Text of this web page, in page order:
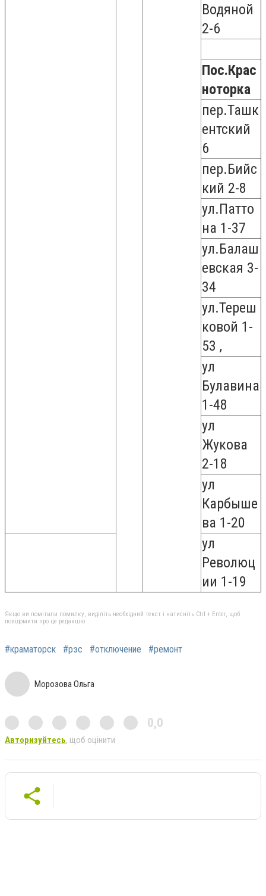
Водяной
2-6
Пос.Крас
ноторка
пер.Ташк
ентский
6
пер.Бийс
кий 2-8
ул.Патто
на 1-37
ул.Балаш
евская 3-
34
ул.Тереш
ковой 1-
53 ,
ул
Булавина
1-48
ул
Жукова
2-18
ул
Карбыше
ва 1-20
ул
Революц
ии 1-19
Якщо ви помітили помилку, виділіть необхідний текст і натисніть Ctrl + Enter, щоб
повідомити про це редакцію
#краматорск #рэс #отключение #ремонт
Морозова Ольга
0,0
Авторизуйтесь, щоб оцінити